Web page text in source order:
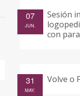
Sesión
con
07
JUN.
Volve o
31
MAY.